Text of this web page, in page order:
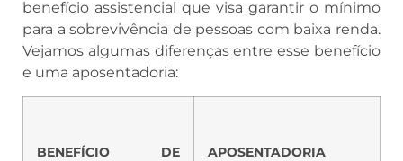
benefício assistencial que visa garantir o mínimo
para a sobrevivência de pessoas com baixa renda.
Vejamos algumas diferenças entre esse benefício
e uma aposentadoria:
BENEFÍCIO DE
APOSENTADORIA